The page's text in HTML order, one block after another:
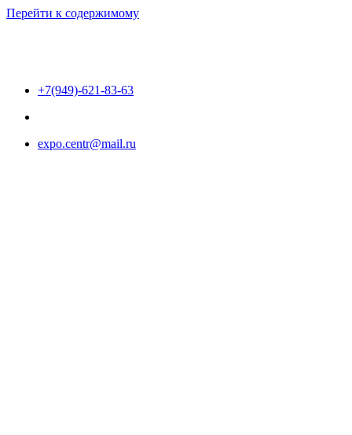
Перейти к содержимому
+7(949)-621-83-63
expo.centr@mail.ru